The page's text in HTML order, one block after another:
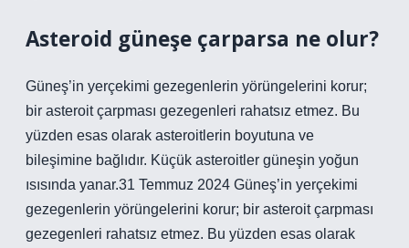
Asteroid güneşe çarparsa ne olur?
Güneş’in yerçekimi gezegenlerin yörüngelerini korur;
bir asteroit çarpması gezegenleri rahatsız etmez. Bu
yüzden esas olarak asteroitlerin boyutuna ve
bileşimine bağlıdır. Küçük asteroitler güneşin yoğun
ısısında yanar.31 Temmuz 2024 Güneş’in yerçekimi
gezegenlerin yörüngelerini korur; bir asteroit çarpması
gezegenleri rahatsız etmez. Bu yüzden esas olarak